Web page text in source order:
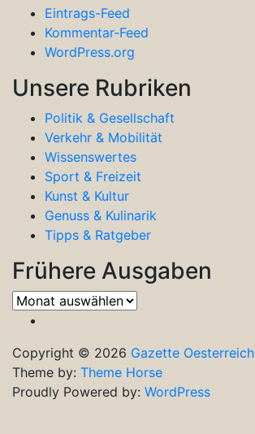
Eintrags-Feed
Kommentar-Feed
WordPress.org
Unsere Rubriken
Politik & Gesellschaft
Verkehr & Mobilität
Wissenswertes
Sport & Freizeit
Kunst & Kultur
Genuss & Kulinarik
Tipps & Ratgeber
Frühere Ausgaben
Frühere
Ausgaben
Copyright © 2026 Gazette Oesterreich
Theme by: Theme Horse
Proudly Powered by: WordPress